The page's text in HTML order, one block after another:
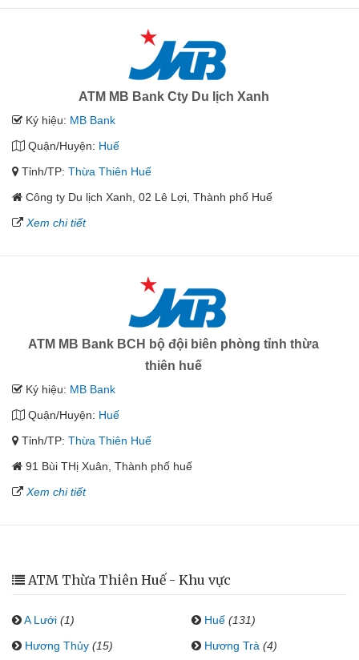
ATM MB Bank Cty Du lịch Xanh
Ký hiệu: MB Bank
Quận/Huyện: Huế
Tỉnh/TP: Thừa Thiên Huế
Công ty Du lịch Xanh, 02 Lê Lợi, Thành phố Huế
Xem chi tiết
ATM MB Bank BCH bộ đội biên phòng tỉnh thừa
thiên huế
Ký hiệu: MB Bank
Quận/Huyện: Huế
Tỉnh/TP: Thừa Thiên Huế
91 Bùi THị Xuân, Thành phố huế
Xem chi tiết
ATM Thừa Thiên Huế - Khu vực
A Lưới (1) Huế (131)
Hương Thủy (15) Hương Trà (4)